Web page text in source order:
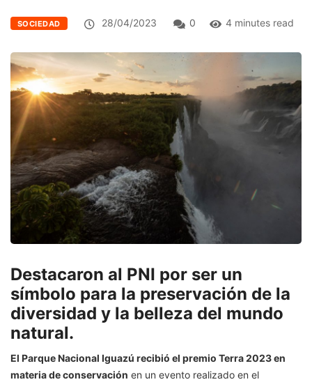
SOCIEDAD 28/04/2023 0 4 minutes read
Destacaron al PNI por ser un
símbolo para la preservación de la
diversidad y la belleza del mundo
natural.
El Parque Nacional Iguazú recibió el premio Terra 2023 en
materia de conservación en un evento realizado en el